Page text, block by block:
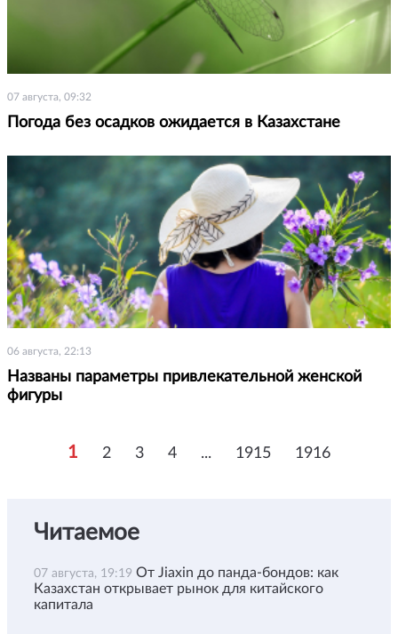
07 августа, 09:32
Погода без осадков ожидается в Казахстане
06 августа, 22:13
Названы параметры привлекательной женской
фигуры
1 2 3 4 ... 1915 1916
Читаемое
07 августа, 19:19 От Jiaxin до панда-бондов: как
Казахстан открывает рынок для китайского
капитала